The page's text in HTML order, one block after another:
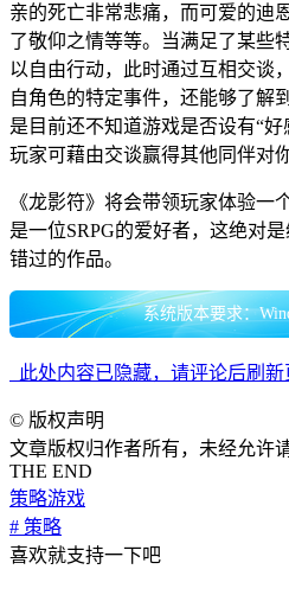
亲的死亡非常悲痛，而可爱的迪
了敬仰之情等等。当满足了某些
以自由行动，此时通过互相交谈
自角色的特定事件，还能够了解
是目前还不知道游戏是否设有“好
玩家可藉由交谈赢得其他同伴对
《龙影符》将会带领玩家体验一
是一位SRPG的爱好者，这绝对
错过的作品。
系统版本要求：
此处内容已隐藏，请评论后刷新
© 版权声明
文章版权归作者所有，未经允许
THE END
策略游戏
# 策略
喜欢就支持一下吧